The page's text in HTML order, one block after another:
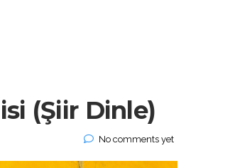
(Şiir Dinle)
No comments yet